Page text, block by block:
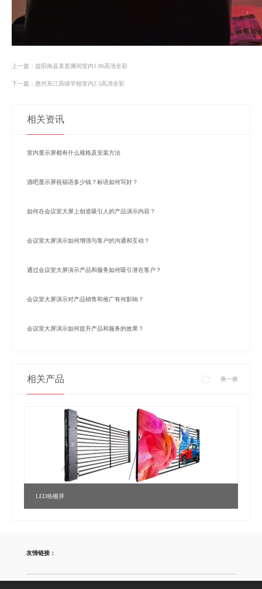
上一篇：益阳南县某直播间室内1.86高清全彩
下一篇：惠州东江高级学校室内2.5高清全彩
相关资讯
室内显示屏都有什么规格及安装方法
酒吧显示屏祝福语多少钱？标语如何写好？
如何在会议室大屏上创造吸引人的产品演示内容？
会议室大屏演示如何增强与客户的沟通和互动？
通过会议室大屏演示产品和服务如何吸引潜在客户？
会议室大屏演示对产品销售和推广有何影响？
会议室大屏演示如何提升产品和服务的效果？
相关产品 换一换
LED格栅屏
友情链接：